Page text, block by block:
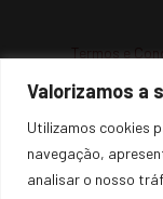
Valorizamos a
Utilizamos cookies
navegação,
analisar o nosso
Termos e